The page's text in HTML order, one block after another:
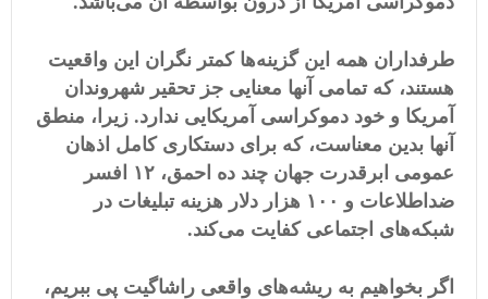
طرفداران همه این گزینه‌ها کمتر نگران این واقعیت
هستند، که تمامی آنها معنایی جز تحقیر شهروندان
آمریکا و خود دموکراسی آمریکایی ندارد. زیرا، منطق
آنها بدین معناست، که برای دستکاری کامل اذهان
عمومی ابرقدرت جهان چند ده احمق، ١۲ افسر
ضداطلاعات و ١٠٠ هزار دلار هزینه تبلیغات در
شبکه‌های اجتماعی کفایت می‌کند.
اگر بخواهیم به ریشه‌های واقعی راشاگیت پی ببریم،